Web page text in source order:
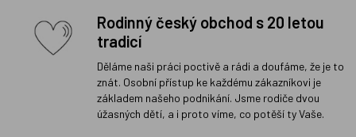
Rodinný český obchod s 20 letou
tradicí
Děláme naši práci poctivě a rádi a doufáme, že je to
znát. Osobní přístup ke každému zákazníkovi je
základem našeho podnikání. Jsme rodiče dvou
úžasných dětí, a i proto víme, co potěší ty Vaše.